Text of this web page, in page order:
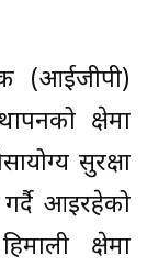
(आईजीपी)
क्षेत्रमा
सुरक्षा
आइरहेको
क्षेत्रमा